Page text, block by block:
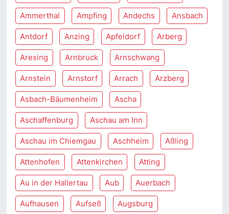
Ammerthal Ampfing Andechs Ansbach
Antdorf Anzing Apfeldorf Arberg
Aresing Arnbruck Arnschwang
Arnstein Arnstorf Arrach Arzberg
Asbach-Bäumenheim Ascha
Aschaffenburg Aschau am Inn
Aschau im Chiemgau Aschheim Aßling
Attenhofen Attenkirchen Atting
Au in der Hallertau Aub Auerbach
Aufhausen Aufseß Augsburg